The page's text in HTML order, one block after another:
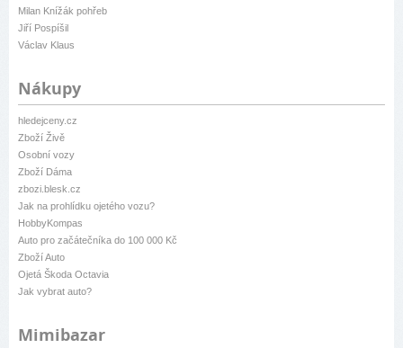
Milan Knížák pohřeb
Jiří Pospíšil
Václav Klaus
Nákupy
hledejceny.cz
Zboží Živě
Osobní vozy
Zboží Dáma
zbozi.blesk.cz
Jak na prohlídku ojetého vozu?
HobbyKompas
Auto pro začátečníka do 100 000 Kč
Zboží Auto
Ojetá Škoda Octavia
Jak vybrat auto?
Mimibazar